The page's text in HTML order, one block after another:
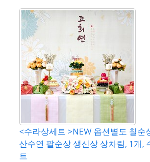
<수라상세트 >NEW 옵션별도 칠순
산수연 팔순상 생신상 상차림, 1개,
트